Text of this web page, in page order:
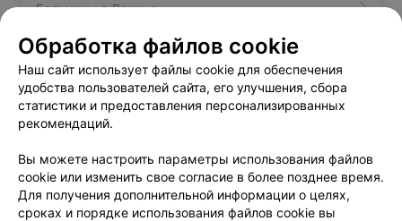
Больницы в Речице
Лечение зависимостей в Речице
Лаборатории в Речице
Обработка файлов cookie
Наш сайт использует файлы cookie для обеспечения
удобства пользователей сайта, его улучшения, сбора
статистики и предоставления персонализированных
рекомендаций.
Вы можете настроить параметры использования файлов
cookie или изменить свое согласие в более позднее время.
Для получения дополнительной информации о целях,
сроках и порядке использования файлов cookie вы